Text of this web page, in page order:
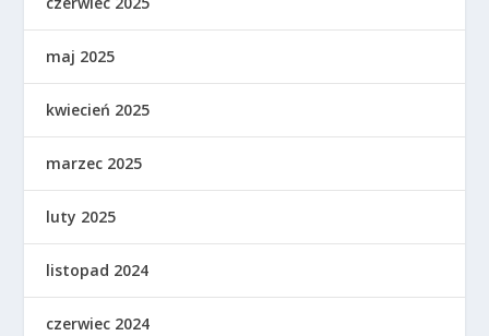
maj 2025
kwiecień 2025
marzec 2025
luty 2025
listopad 2024
czerwiec 2024